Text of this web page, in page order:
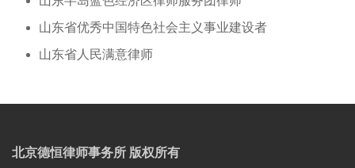
山东省优秀中国特色社会主义事业建设者
山东省人民满意律师
北京德恒律师事务所 版权所有